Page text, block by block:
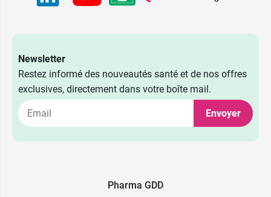
6 pipettes - <
15-30 kg
Newsletter
Restez informé des nouveautés santé et de nos offres
exclusives, directement dans votre boîte mail.
Envoyer
Pharma GDD